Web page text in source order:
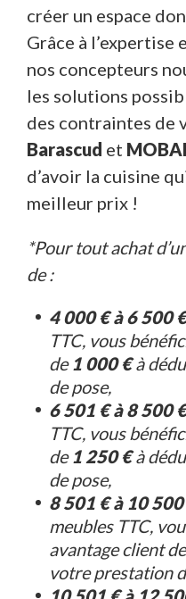
créer un espace
Grâce à l’expertise
nos concepteurs
les solutions
des contraintes de
Barascud et
d’avoir la cuisine
meilleur prix !
*Pour tout achat
de :
4 000 € à 6 500 €
TTC, vous
de 1 000 €à
de pose,
6 501 € à 8 500 €
TTC, vous
de 1 250 €à
de pose,
8 501 € à 10
meubles TTC,
avantage client
votre prestation